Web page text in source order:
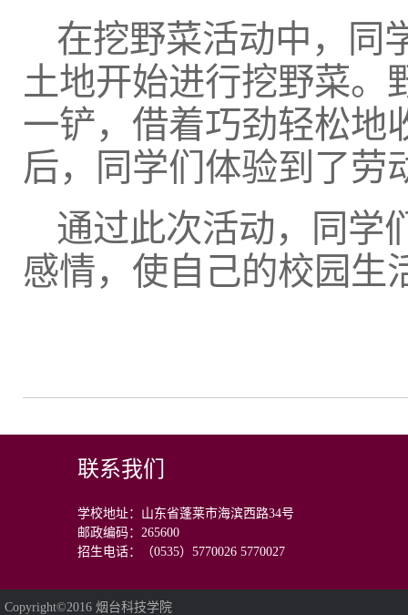
在挖野菜活动中，同
土地开始进行挖野菜。
一铲，借着巧劲轻松
后，同学们体验到了劳
通过此次活动，同学
感情，使自己的校园生
联系我们
学校地址：山东省蓬莱市海滨西路34号
邮政编码：265600
招生电话：（0535）5770026 5770027
Copyright©2016 烟台科技学院